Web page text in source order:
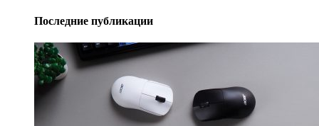
Последние публикации